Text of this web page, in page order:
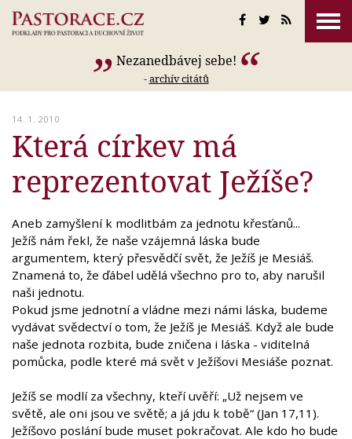
Nezanedbávej sebe!
-archív citátů
14. 1. 2010
Která církev má
reprezentovat Ježíše?
Aneb zamyšlení k modlitbám za jednotu křesťanů...
Ježíš nám řekl, že naše vzájemná láska bude
argumentem, který přesvědčí svět, že Ježíš je Mesiáš.
Znamená to, že ďábel udělá všechno pro to, aby narušil
naši jednotu.
Pokud jsme jednotní a vládne mezi námi láska, budeme
vydávat svědectví o tom, že Ježíš je Mesiáš. Když ale bude
naše jednota rozbita, bude zničena i láska - viditelná
pomůcka, podle které má svět v Ježíšovi Mesiáše poznat.
Ježíš se modlí za všechny, kteří uvěří: „Už nejsem ve
světě, ale oni jsou ve světě; a já jdu k tobě“ (Jan 17,11).
Ježíšovo poslání bude muset pokračovat. Ale kdo ho bude